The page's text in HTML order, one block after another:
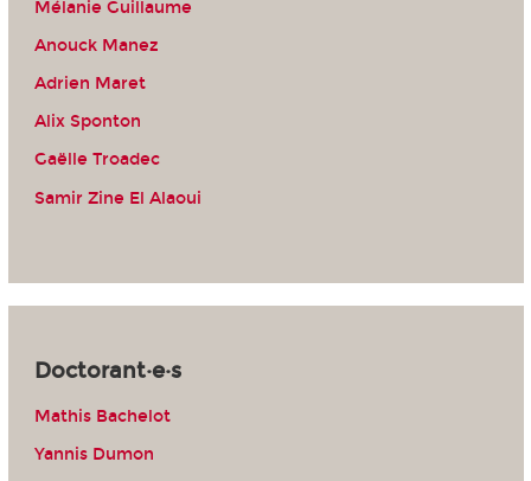
Mélanie Guillaume
Anouck Manez
Adrien Maret
Alix Sponton
Gaëlle Troadec
Samir Zine El Alaoui
Doctorant·e·s
Mathis Bachelot
Yannis Dumon